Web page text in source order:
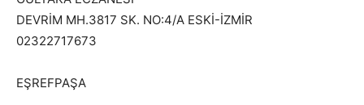
DEVRİM MH.3817 SK. NO:4/A ESKİ-İZMİR
02322717673
EŞREFPAŞA